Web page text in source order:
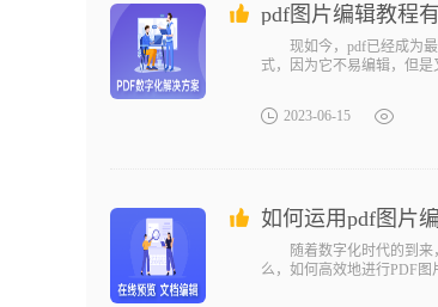
pdf图片编辑教程
现如今，pdf已经成为最
式，因为它不易编辑，但
2023-06-15
如何运用pdf图片
随着数字化时代的到来，
么，如何高效地进行PDF